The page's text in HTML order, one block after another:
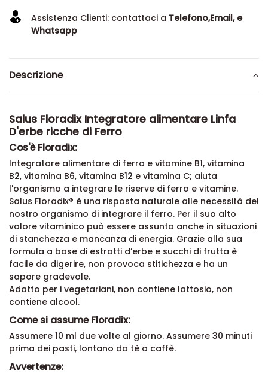
Assistenza Clienti: contattaci a Telefono,Email, e
Whatsapp
Descrizione
Salus Floradix Integratore alimentare Linfa
D'erbe ricche di Ferro
Cos'è Floradix:
Integratore alimentare di ferro e vitamine B1, vitamina
B2, vitamina B6, vitamina B12 e vitamina C; aiuta
l'organismo a integrare le riserve di ferro e vitamine.
Salus Floradix® è una risposta naturale alle necessità del
nostro organismo di integrare il ferro. Per il suo alto
valore vitaminico può essere assunto anche in situazioni
di stanchezza e mancanza di energia. Grazie alla sua
formula a base di estratti d’erbe e succhi di frutta è
facile da digerire, non provoca stitichezza e ha un
sapore gradevole.
Adatto per i vegetariani, non contiene lattosio, non
contiene alcool.
Come si assume Floradix:
Assumere 10 ml due volte al giorno. Assumere 30 minuti
prima dei pasti, lontano da tè o caffè.
Avvertenze: